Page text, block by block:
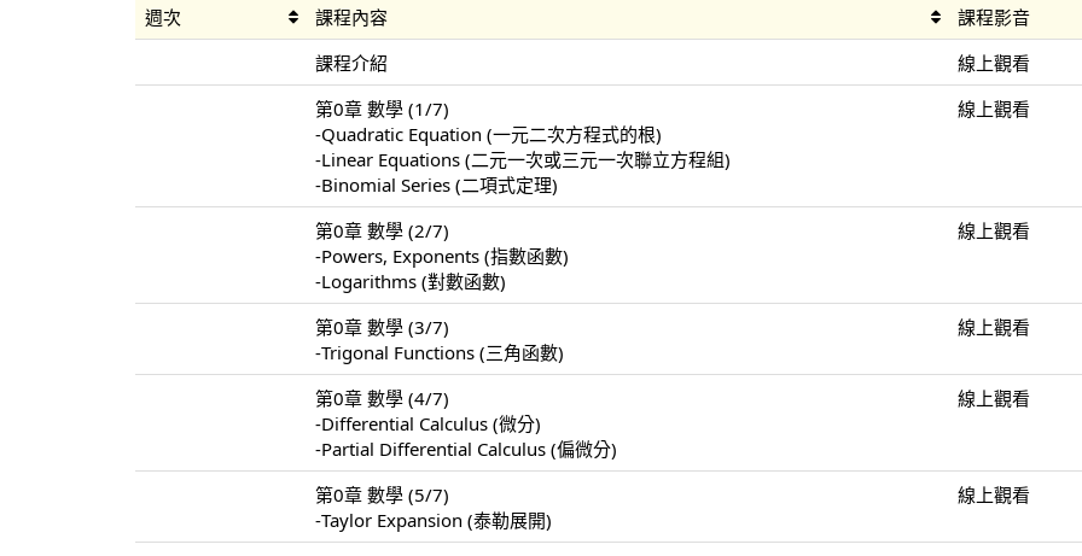
週次 課程內容
課程影音
課程介紹
線上觀看
第0章 數學 (1/7)
-Quadratic Equation (一元二次方程式的根)
-Linear Equations (二元一次或三元一次聯立方程組)
-Binomial Series (二項式定理)
線上觀看
第0章 數學 (2/7)
-Powers, Exponents (指數函數)
-Logarithms (對數函數)
線上觀看
第0章 數學 (3/7)
-Trigonal Functions (三角函數)
線上觀看
第0章 數學 (4/7)
-Differential Calculus (微分)
-Partial Differential Calculus (偏微分)
線上觀看
第0章 數學 (5/7)
-Taylor Expansion (泰勒展開)
線上觀看